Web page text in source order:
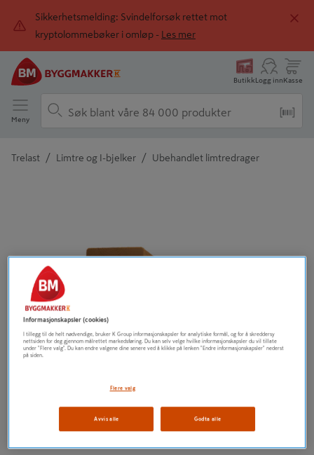
Sikkerhetsmelding: Svindelforsøk rettet mot
kryptolommebøker i omløp -
Les mer
ButikkLogg innKasse
Meny
Trelast / Limtre og I-bjelker / Ubehandlet limtredrager
Informasjonskapsler (cookies)
I tillegg til de helt nødvendige, bruker K Group informasjonskapsler for analytiske formål, og for å skreddersy
nettsiden for deg gjennom målrettet markedsføring. Du kan selv velge hvilke informasjonskapsler du vil tillate
under "Flere valg". Du kan endre valgene dine senere ved å klikke på lenken "Endre informasjonskapsler" nederst
på siden.
Flere valg
Avvis alle Godta alle